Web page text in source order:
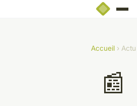
Accueil› Actu
📰